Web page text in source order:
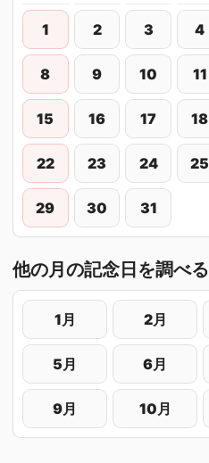
1 2 3 4
8 9 10 11
15 16 17 18
22 23 24 25
29 30 31
他の月の記念日を調べる
1月 2月
5月 6月
9月 10月